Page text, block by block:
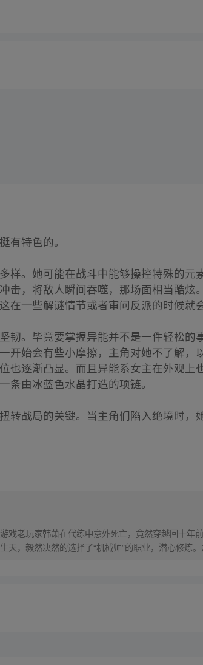
有特色的。
样。她可能在战斗中能够操控特殊的
击，将敌人瞬间吞噬，那场面相当酷
在一些解谜情节或者审问反派的时候就
韧。毕竟要掌握异能并不是一件轻松的
开始会有些小摩擦，主角对她不了解
也逐渐凸显。而且异能系女主在外观
条由冰蓝色水晶打造的项链。
转战局的关键。当主角们陷入绝境时，
戏老玩家韩萧在代练中意外死亡，竟然穿越回十
天，毅然决然的选择了“机械师”的职业，潜心修炼